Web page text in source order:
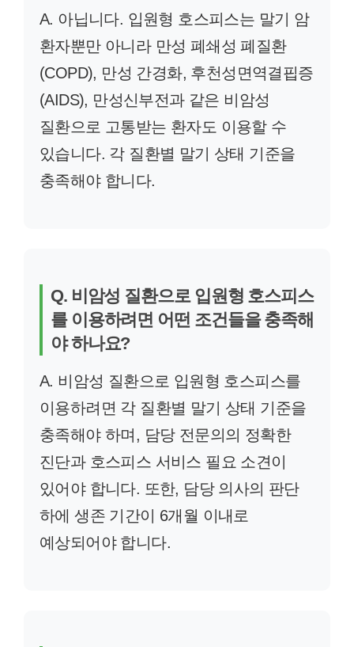
A. 아닙니다. 입원형 호스피스는 말기 암
환자뿐만 아니라 만성 폐쇄성 폐질환
(COPD), 만성 간경화, 후천성면역결핍증
(AIDS), 만성신부전과 같은 비암성
질환으로 고통받는 환자도 이용할 수
있습니다. 각 질환별 말기 상태 기준을
충족해야 합니다.
Q. 비암성 질환으로 입원형 호스피스
를 이용하려면 어떤 조건들을 충족해
야 하나요?
A. 비암성 질환으로 입원형 호스피스를
이용하려면 각 질환별 말기 상태 기준을
충족해야 하며, 담당 전문의의 정확한
진단과 호스피스 서비스 필요 소견이
있어야 합니다. 또한, 담당 의사의 판단
하에 생존 기간이 6개월 이내로
예상되어야 합니다.